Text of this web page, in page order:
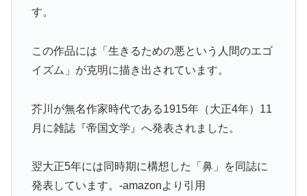
す。
この作品には「生きるための悪という人間のエゴ
イズム」が克明に描き出されています。
芥川が無名作家時代である1915年（大正4年）11
月に雑誌『帝国文学』へ発表されました。
翌大正5年には同時期に構想した「鼻」を同誌に
発表しています。-amazonより引用